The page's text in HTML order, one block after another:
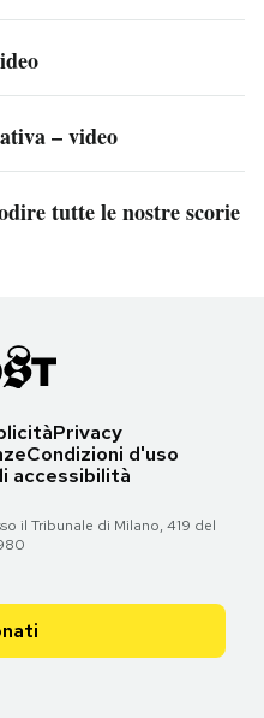
– video
tutte le nostre scorie
Privacy
Condizioni d'uso
accessibilità
il Tribunale di Milano, 419 del